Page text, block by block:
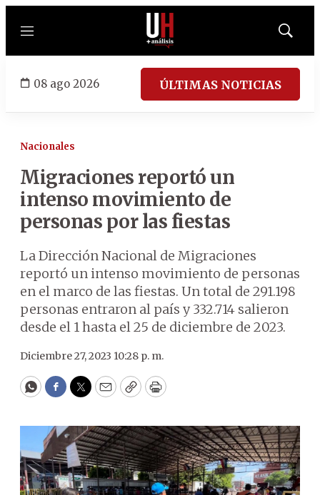
Menú
Mostrar
08 ago 2026 ÚLTIMAS NOTICIAS
Nacionales
Migraciones reportó un
intenso movimiento de
personas por las fiestas
La Dirección Nacional de Migraciones
reportó un intenso movimiento de personas
en el marco de las fiestas. Un total de 291.198
personas entraron al país y 332.714 salieron
desde el 1 hasta el 25 de diciembre de 2023.
Diciembre 27, 2023 10:28 p. m.
WhatsApp
Facebook
Twitter
EmailCopyPrint